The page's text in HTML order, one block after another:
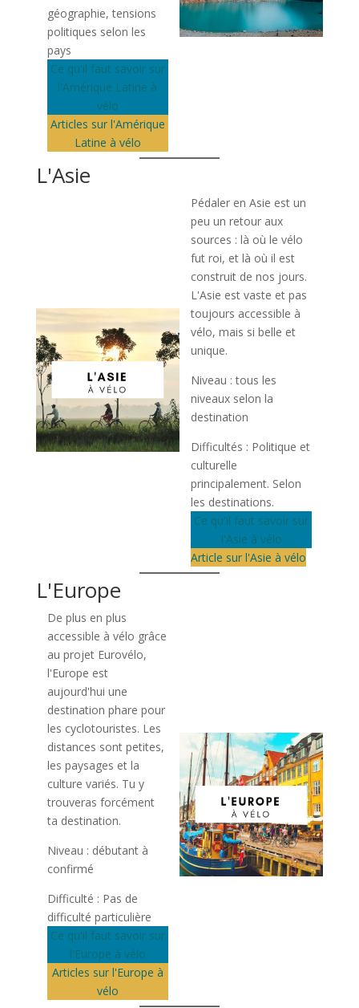
géographie, tensions
politiques selon les
pays
Ce qu'il faut savoir sur
l'Amérique Latine à
vélo
Articles sur l'Amérique
Latine à vélo
L'Asie
Pédaler en Asie est un
peu un retour aux
sources : là où le vélo
fut roi, et là où il est
construit de nos jours.
L'Asie est vaste et pas
toujours accessible à
vélo, mais si belle et
unique.
Niveau : tous les
niveaux selon la
destination
Difficultés : Politique et
culturelle
principalement. Selon
les destinations.
Ce qu'il faut savoir sur
l'Asie à vélo
Article sur l'Asie à vélo
L'Europe
De plus en plus
accessible à vélo grâce
au projet Eurovélo,
l'Europe est
aujourd'hui une
destination phare pour
les cyclotouristes. Les
distances sont petites,
les paysages et la
culture variés. Tu y
trouveras forcément
ta destination.
Niveau : débutant à
confirmé
Difficulté : Pas de
difficulté particulière
Ce qu'il faut savoir sur
l'Europe à vélo
Articles sur l'Europe à
vélo